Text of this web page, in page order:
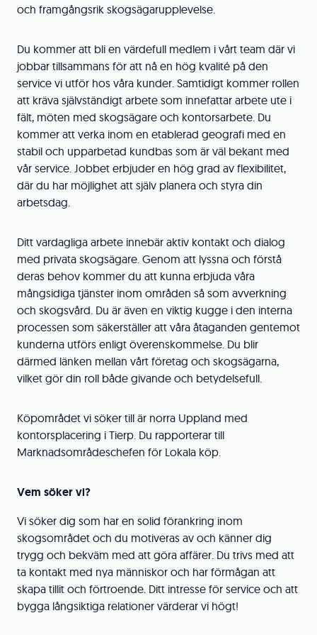
och framgångsrik skogsägarupplevelse.
Du kommer att bli en värdefull medlem i vårt team där vi
jobbar tillsammans för att nå en hög kvalité på den
service vi utför hos våra kunder. Samtidigt kommer rollen
att kräva självständigt arbete som innefattar arbete ute i
fält, möten med skogsägare och kontorsarbete. Du
kommer att verka inom en etablerad geografi med en
stabil och upparbetad kundbas som är väl bekant med
vår service. Jobbet erbjuder en hög grad av flexibilitet,
där du har möjlighet att själv planera och styra din
arbetsdag.
Ditt vardagliga arbete innebär aktiv kontakt och dialog
med privata skogsägare. Genom att lyssna och förstå
deras behov kommer du att kunna erbjuda våra
mångsidiga tjänster inom områden så som avverkning
och skogsvård. Du är även en viktig kugge i den interna
processen som säkerställer att våra åtaganden gentemot
kunderna utförs enligt överenskommelse. Du blir
därmed länken mellan vårt företag och skogsägarna,
vilket gör din roll både givande och betydelsefull.
Köpområdet vi söker till är norra Uppland med
kontorsplacering i Tierp. Du rapporterar till
Marknadsområdeschefen för Lokala köp.
Vem söker vi?
Vi söker dig som har en solid förankring inom
skogsområdet och du motiveras av och känner dig
trygg och bekväm med att göra affärer. Du trivs med att
ta kontakt med nya människor och har förmågan att
skapa tillit och förtroende. Ditt intresse för service och att
bygga långsiktiga relationer värderar vi högt!